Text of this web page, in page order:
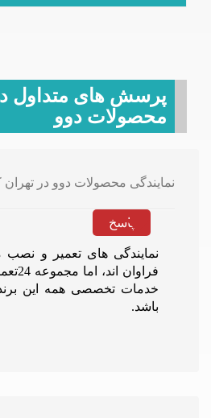
پرسش های متداول
محصولات دوو
نمایندگی محصولات دوو در
پاسخ
نمایندگی های تعمیر و نصب
خدمات تخصصی همه این
باشد.